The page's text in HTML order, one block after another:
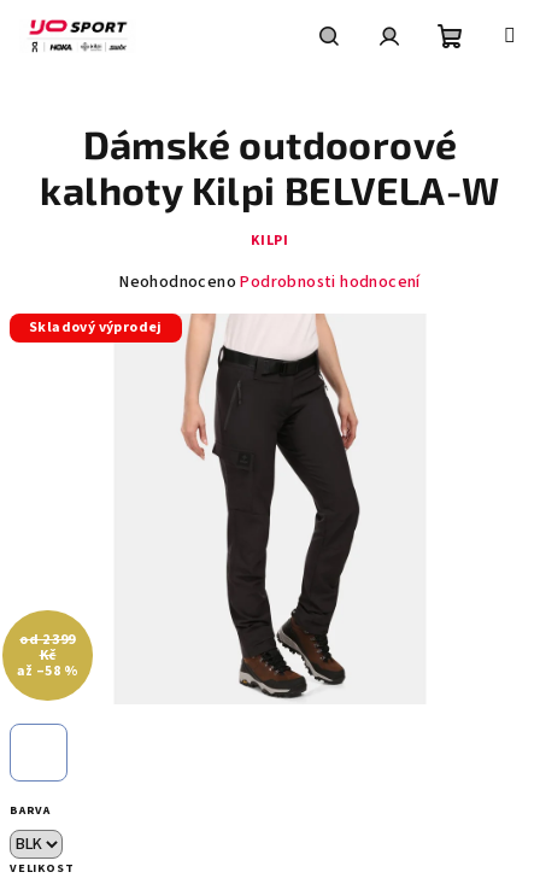
obsah
košík
BARVA
VELIKOST
Dámské outdoorové
kalhoty Kilpi BELVELA-W
KILPI
Průměrné
produktu
hvězdiček.
Neohodnoceno Podrobnosti hodnocení
Skladový výprodej
od 2 399
Kč
až –58 %